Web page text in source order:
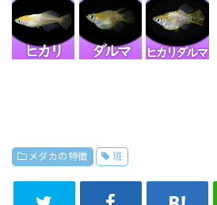
メダカの特徴 斑